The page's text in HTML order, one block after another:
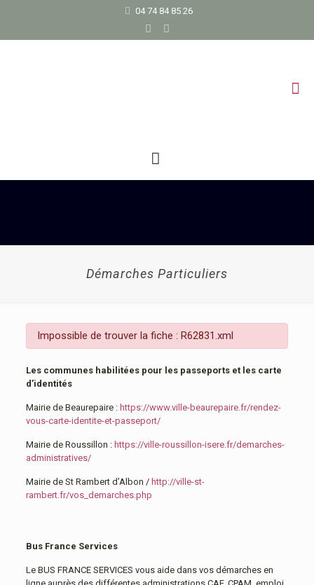
04 74 84 85 26
Démarches Particuliers
Impossible de trouver la fiche : R62831.xml
Les communes habilitées pour les passeports et les carte
d’identités
Mairie de Beaurepaire : https://www.ville-beaurepaire.fr/rendez-
vous-carte-identite-et-passeport/
Mairie de Roussillon : https://ville-roussillon-isere.fr/demarches-
administratives/
Mairie de St Rambert d’Albon / http://ville-st-
rambert.fr/vos_demarches.php
Bus France Services
Le BUS FRANCE SERVICES vous aide dans vos démarches en